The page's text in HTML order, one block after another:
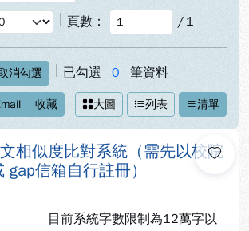
頁數： / 1
消勾選 已勾選 0 筆資料
收藏 大圖 列表 清單
相似度比對系統（需先以校院
gap信箱自行註冊）
目前系統字數限制為12萬字以